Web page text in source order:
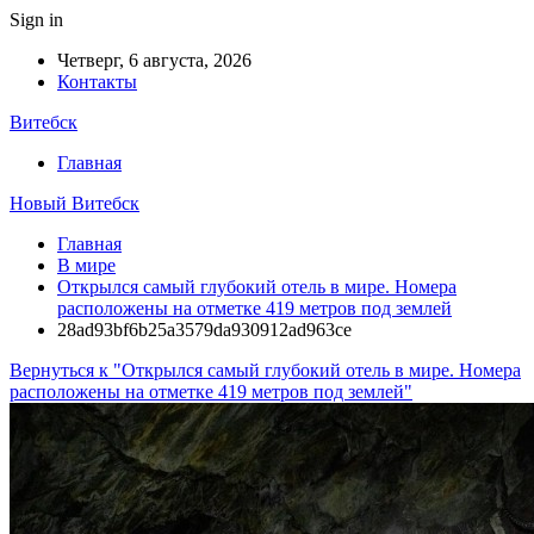
Sign in
Четверг, 6 августа, 2026
Контакты
Витебск
Главная
Новый Витебск
Главная
В мире
Открылся самый глубокий отель в мире. Номера
расположены на отметке 419 метров под землей
28ad93bf6b25a3579da930912ad963ce
Вернуться к "Открылся самый глубокий отель в мире. Номера
расположены на отметке 419 метров под землей"